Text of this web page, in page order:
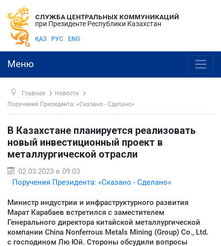
СЛУЖБА ЦЕНТРАЛЬНЫХ КОММУНИКАЦИЙ
при Президенте Республики Казахстан
ҚАЗ РУС ENG
Меню
Главная
Новости
Поручения Президента: «Сказано - Сделано»
В Казахстане планируется реализовать
новый инвестиционный проект в
металлургической отрасли
02.03.2023 в 09:03
Поручения Президента: «Сказано - Сделано»
Министр индустрии и инфраструктурного развития
Марат Карабаев встретился с заместителем
Генерального директора китайской металлургической
компании China Nonferrous Metals Mining (Group) Co., Ltd.
с господином Лю Юй. Стороны обсудили вопросы